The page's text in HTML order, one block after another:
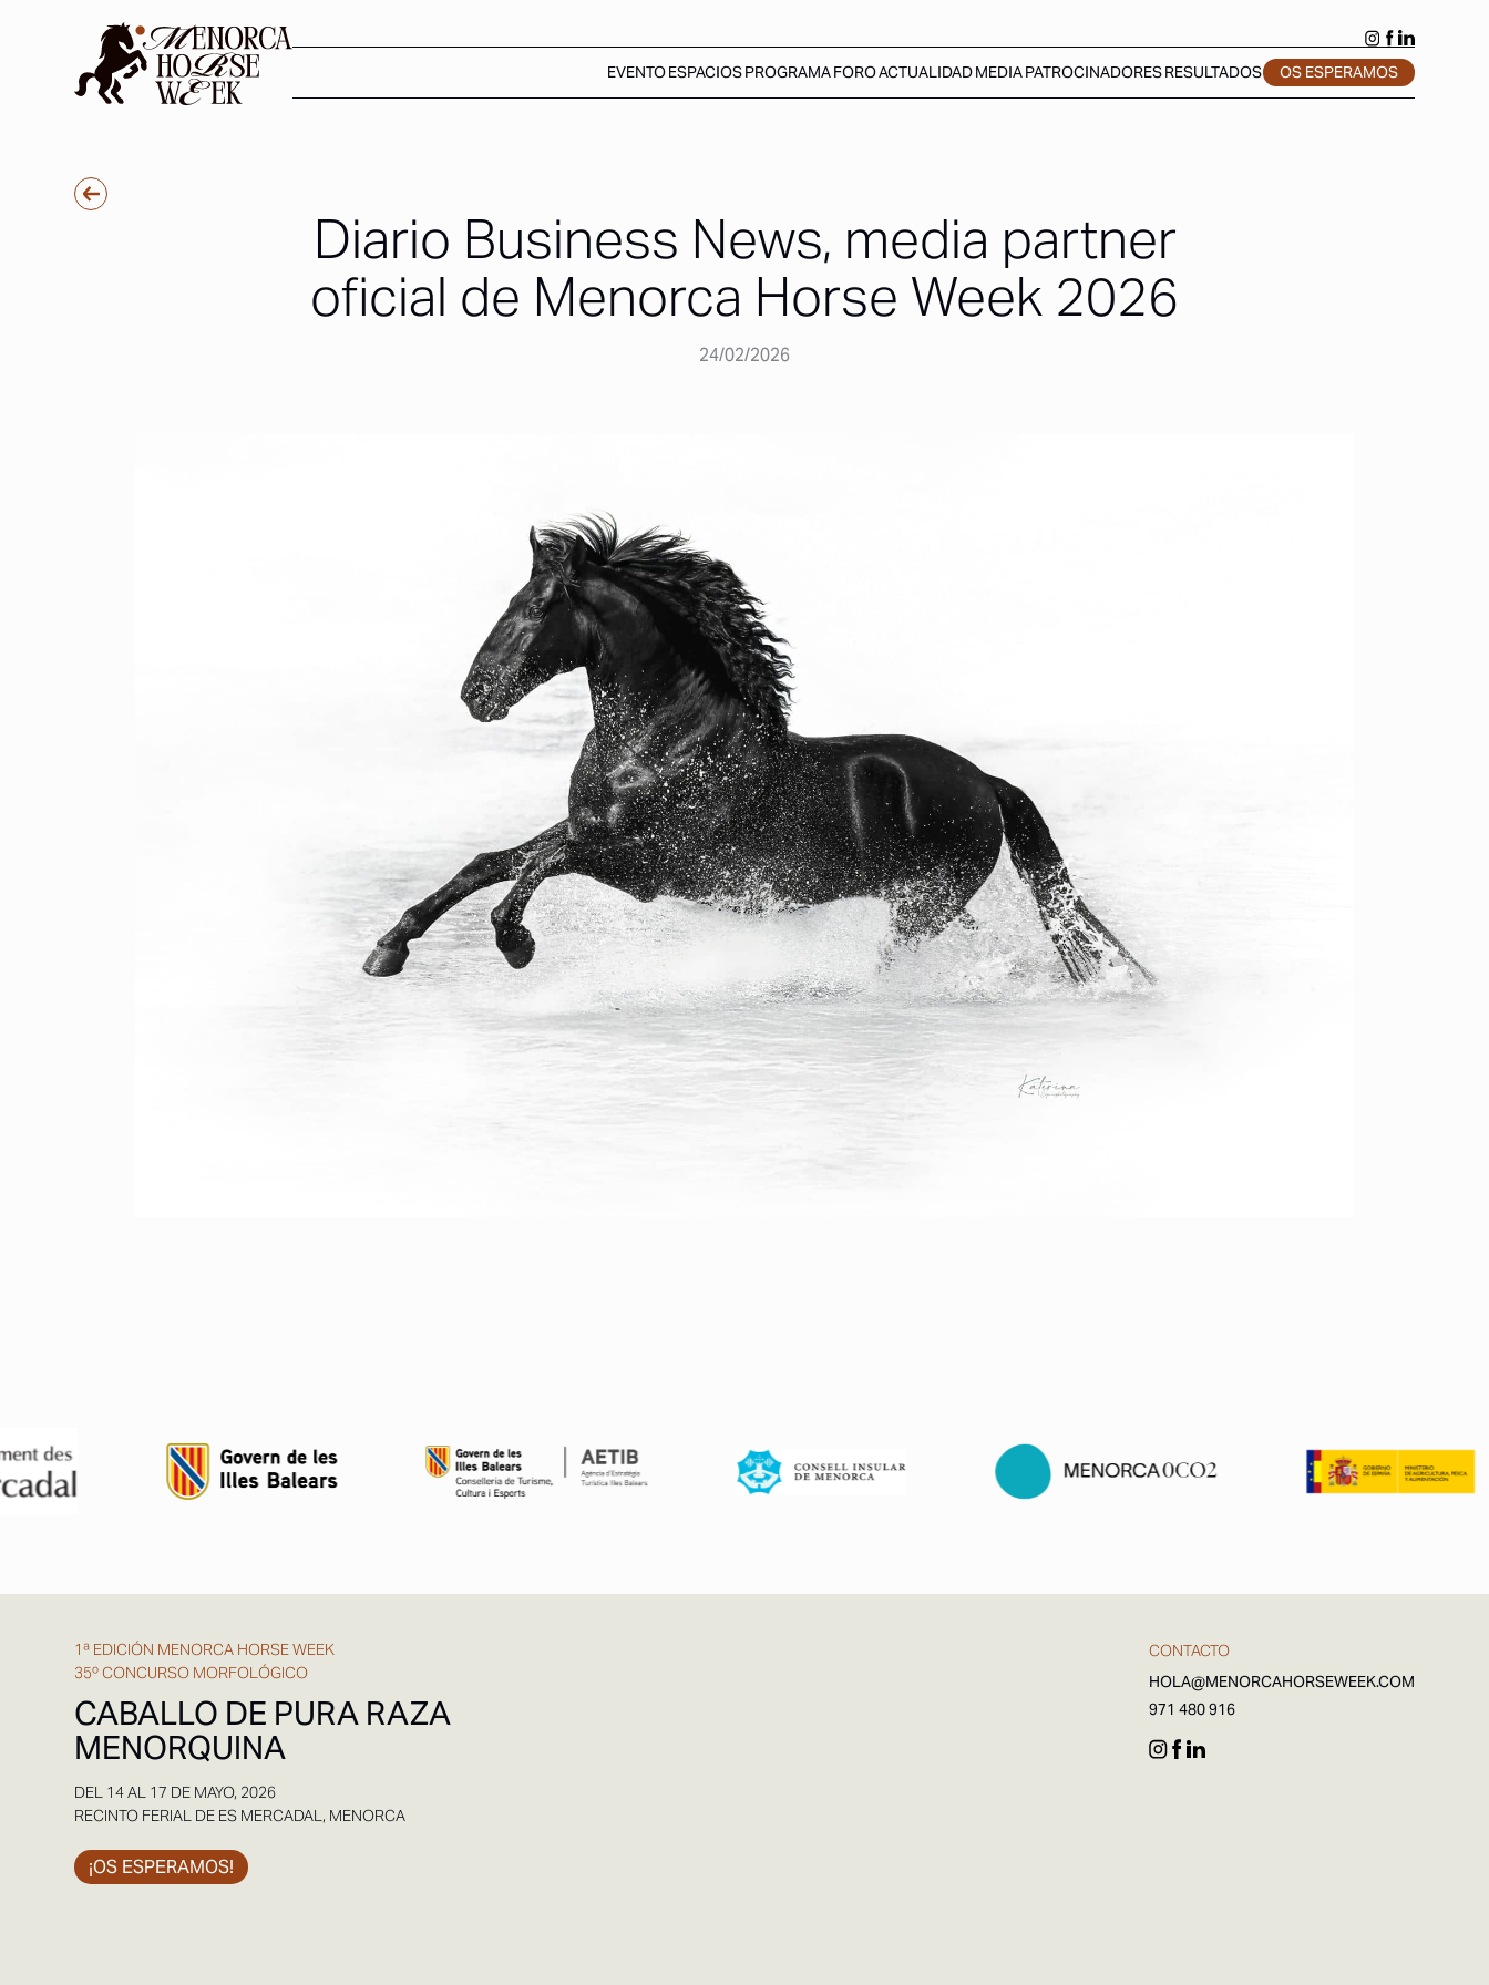
EVENTOESPACIOSPROGRAMAFOROACTUALIDADMEDIAPATROCINADORESRESULTADOS OS ESPERAMOS
Diario Business News, media partner
oficial de Menorca Horse Week 2026
24/02/2026
1ª EDICIÓN MENORCA HORSE WEEK
35º CONCURSO MORFOLÓGICO
CABALLO DE PURA RAZA
MENORQUINA
DEL 14 AL 17 DE MAYO, 2026
RECINTO FERIAL DE ES MERCADAL, MENORCA
¡OS ESPERAMOS!
CONTACTO
HOLA@MENORCAHORSEWEEK.COM
971 480 916